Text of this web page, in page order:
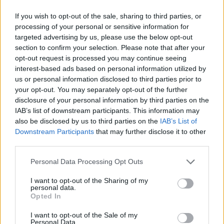
If you wish to opt-out of the sale, sharing to third parties, or
processing of your personal or sensitive information for
targeted advertising by us, please use the below opt-out
section to confirm your selection. Please note that after your
opt-out request is processed you may continue seeing
interest-based ads based on personal information utilized by
us or personal information disclosed to third parties prior to
your opt-out. You may separately opt-out of the further
disclosure of your personal information by third parties on the
IAB’s list of downstream participants. This information may
also be disclosed by us to third parties on the IAB’s List of
Downstream Participants that may further disclose it to other
Please note that this website/app uses one or more Google
not limited to your visit or usage behaviour. You may click to
grant or deny consent to Google and its third-party tags to
use your data for below specified purposes in below Google
consent section.
Personal Data Processing Opt Outs
I want to opt-out of the Sharing of my
personal data.
Opted In
I want to opt-out of the Sale of my
Personal Data.
Η απόφαση αφορά το σύνολο των σχολικών μονάδων της
χώρας, δημόσιων και ιδιωτικών, και εφαρμόζεται ενιαία,
διασφαλίζοντας κοινό πλαίσιο λειτουργίας για όλους
τους μαθητές της Δευτεροβάθμιας Εκπαίδευσης.